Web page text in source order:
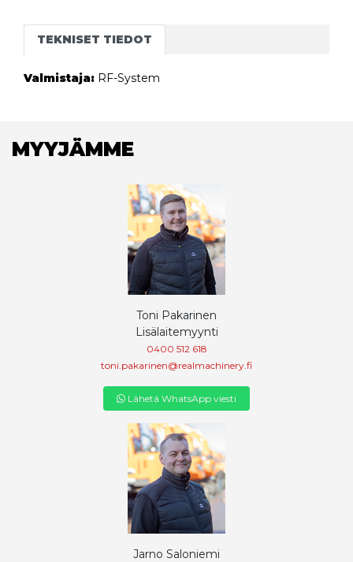
TEKNISET TIEDOT
Valmistaja: RF-System
MYYJÄMME
Toni Pakarinen
Lisälaitemyynti
0400 512 618
toni.pakarinen@realmachinery.fi
Lähetä WhatsApp viesti
Jarno Saloniemi